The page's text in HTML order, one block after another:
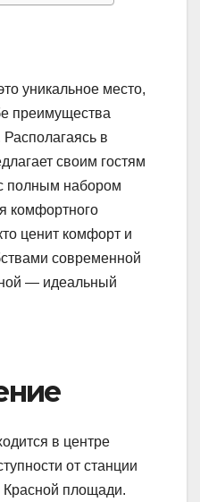
уникальное место,
преимущества
в
своим гостям
полным набором
комфортного
ценит комфорт и
современной
— идеальный
в центре
от станции
Красной площади.